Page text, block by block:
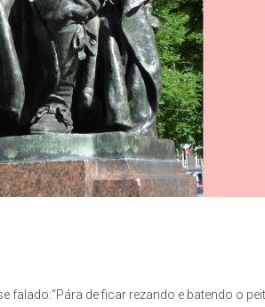
falado:“Pára de ficar rezando e batendo o